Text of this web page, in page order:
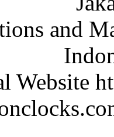
and
Website